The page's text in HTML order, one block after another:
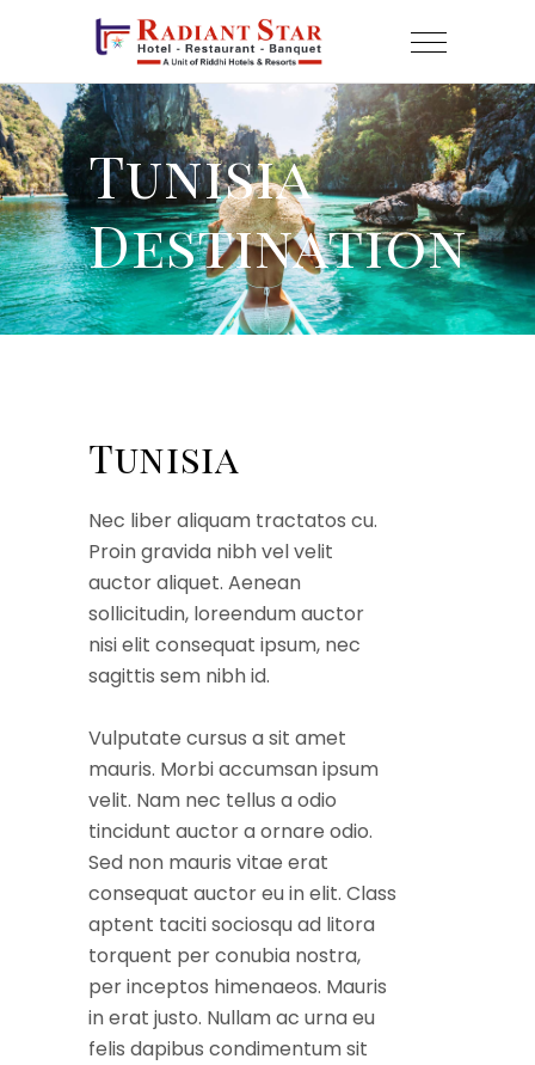
Tunisia
Destination
Tunisia
Nec liber aliquam tractatos cu.
Proin gravida nibh vel velit
auctor aliquet. Aenean
sollicitudin, loreendum auctor
nisi elit consequat ipsum, nec
sagittis sem nibh id.
Vulputate cursus a sit amet
mauris. Morbi accumsan ipsum
velit. Nam nec tellus a odio
tincidunt auctor a ornare odio.
Sed non mauris vitae erat
consequat auctor eu in elit. Class
aptent taciti sociosqu ad litora
torquent per conubia nostra,
per inceptos himenaeos. Mauris
in erat justo. Nullam ac urna eu
felis dapibus condimentum sit